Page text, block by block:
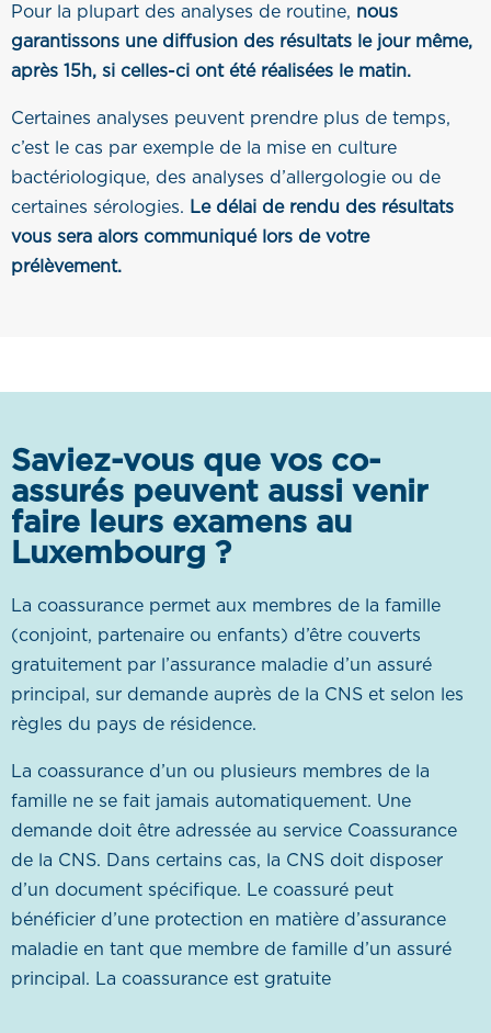
Pour la plupart des analyses de routine, nous
garantissons une diffusion des résultats le jour même,
après 15h, si celles-ci ont été réalisées le matin.
Certaines analyses peuvent prendre plus de temps,
c’est le cas par exemple de la mise en culture
bactériologique, des analyses d’allergologie ou de
certaines sérologies. Le délai de rendu des résultats
vous sera alors communiqué lors de votre
prélèvement.
Saviez-vous que vos co-
assurés peuvent aussi venir
faire leurs examens au
Luxembourg ?
La coassurance permet aux membres de la famille
(conjoint, partenaire ou enfants) d’être couverts
gratuitement par l’assurance maladie d’un assuré
principal, sur demande auprès de la CNS et selon les
règles du pays de résidence.
La coassurance d’un ou plusieurs membres de la
famille ne se fait jamais automatiquement. Une
demande doit être adressée au service Coassurance
de la CNS. Dans certains cas, la CNS doit disposer
d’un document spécifique. Le coassuré peut
bénéficier d’une protection en matière d’assurance
maladie en tant que membre de famille d’un assuré
principal. La coassurance est gratuite